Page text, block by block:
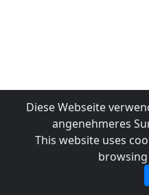
Diese Webseite
angenehmeres
This website uses